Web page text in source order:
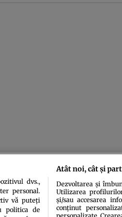
dvs.,
personal.
vă puteți
politica de
Atât noi, cât și
Dezvoltarea și
Utilizarea
și/sau accesarea
conținut
personalizate.